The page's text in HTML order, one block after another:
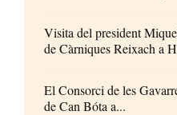
Visita del president
de Càrniques Reixach a
El Consorci de les
de Can Bóta a...